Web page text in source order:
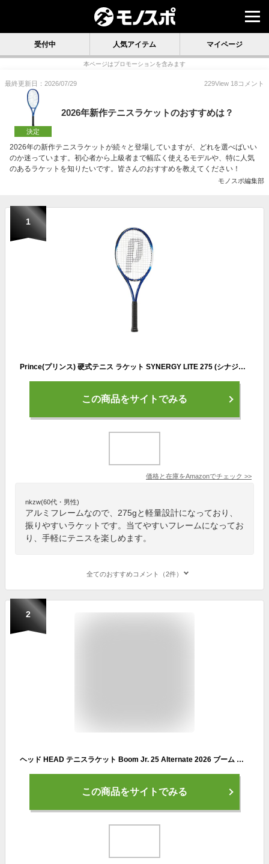
受付中 人気アイテム マイページ
本ページはプロモーションを含みます
最終更新日：2026/07/29 229View 18コメント
決定
2026年新作テニスラケットのおすすめは？
2026年の新作テニスラケットが続々と登場していますが、どれを選べばいい
のか迷っています。初心者から上級者まで幅広く使えるモデルや、特に人気
のあるラケットを知りたいです。皆さんのおすすめを教えてください！
モノスポ編集部
1
Prince(プリンス) 硬式テニス ラケット SYNERGY LITE 275 (シナジー ライト 275) ネイビー/ホワイト グリップサイズ2 [張上げ]
この商品をサイトでみる
価格と在庫をAmazonでチェック >>
nkzw(60代・男性)
アルミフレームなので、275gと軽量設計になっており、
振りやすいラケットです。当てやすいフレームになってお
り、手軽にテニスを楽しめます。
全てのおすすめコメント（2件）
2
ヘッド HEAD テニスラケット Boom Jr. 25 Alternate 2026 ブーム ジュニア 25 オルタネート 2026 232456 4月中旬発売予定※予約
この商品をサイトでみる